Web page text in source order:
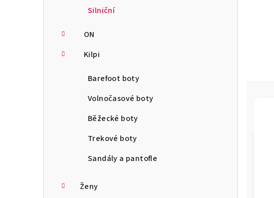
Silniční
ON
Kilpi
Barefoot boty
Volnočasové boty
Běžecké boty
Trekové boty
Sandály a pantofle
Ženy